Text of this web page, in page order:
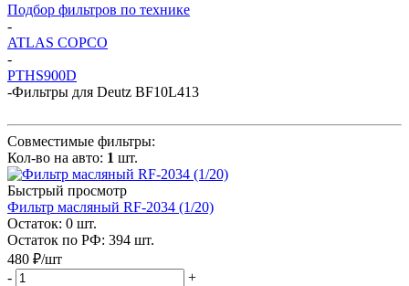
Подбор фильтров по технике
-
ATLAS COPCO
-
PTHS900D
-Фильтры для Deutz BF10L413
Совместимые фильтры:
Кол-во на авто: 1 шт.
Быстрый просмотр
Фильтр масляный RF-2034 (1/20)
Остаток: 0 шт.
Остаток по РФ: 394 шт.
480 ₽/шт
-
+